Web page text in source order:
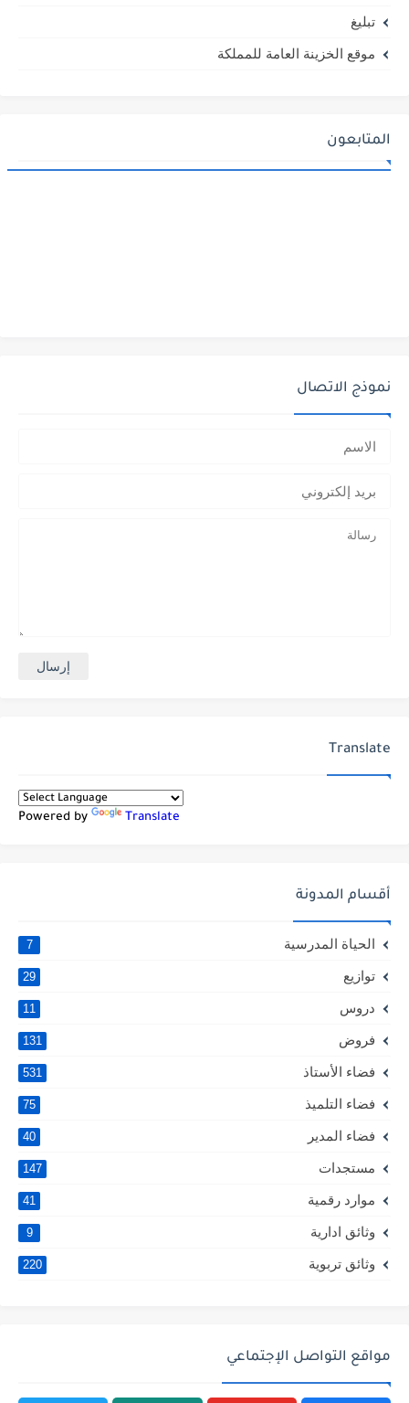
تبليغ
موقع الخزينة العامة للمملكة
المتابعون
نموذج الاتصال
Translate
Powered by Translate
أقسام المدونة
الحياة المدرسية 7
توازيع 29
دروس 11
فروض 131
فضاء الأستاذ 531
فضاء التلميذ 75
فضاء المدير 40
مستجدات 147
موارد رقمية 41
وثائق ادارية 9
وثائق تربوية 220
مواقع التواصل الإجتماعي